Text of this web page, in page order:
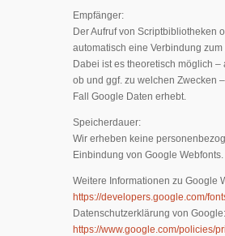
Empfänger:
Der Aufruf von Scriptbibliotheken
automatisch eine Verbindung
Dabei ist es theoretisch möglich
ob und ggf. zu welchen Zwecken
Fall Google Daten erhebt.
Speicherdauer:
Wir erheben keine
Einbindung von Google Webfonts.
Weitere Informationen zu Google
https://developers.google.com/
Datenschutzerklärung von Google:
https://www.google.com/policies/